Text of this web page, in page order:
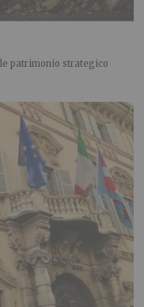
patrimonio strategico